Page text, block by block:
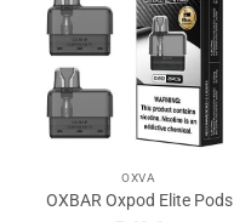
OXVA
OXBAR Oxpod Elite Pods